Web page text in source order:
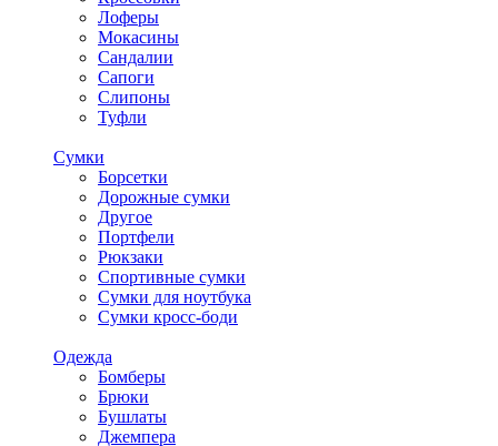
Лоферы
Мокасины
Сандалии
Сапоги
Слипоны
Туфли
Сумки
Борсетки
Дорожные сумки
Другое
Портфели
Рюкзаки
Спортивные сумки
Сумки для ноутбука
Сумки кросс-боди
Одежда
Бомберы
Брюки
Бушлаты
Джемпера